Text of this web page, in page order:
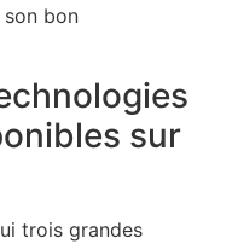
bon
sur
trois grandes